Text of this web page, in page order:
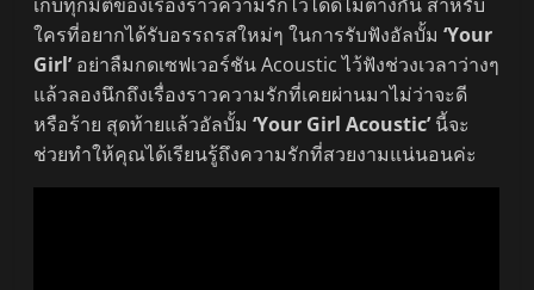
เก็บทุกมิติของเรื่องราวความรักไว้ได้ดีไม่ต่างกัน สำหรับ
ใครที่อยากได้รับอรรถรสใหม่ๆ ในการรับฟังอัลบั้ม‘Your
Girl’อย่าลืมกดเซฟเวอร์ชัน Acoustic ไว้ฟังช่วงเวลาว่างๆ
แล้วลองนึกถึงเรื่องราวความรักที่เคยผ่านมาไม่ว่าจะดี
หรือร้าย สุดท้ายแล้วอัลบั้ม‘Your Girl Acoustic’นี้จะ
ช่วยทำให้คุณได้เรียนรู้ถึงความรักที่สวยงามแน่นอนค่ะ